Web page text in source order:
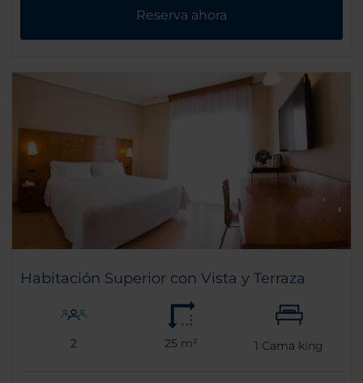
Reserva ahora
Habitación Superior con Vista y Terraza
2 25 m² 1 Cama king